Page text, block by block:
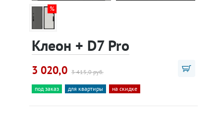
Клеон + D7 Pro
3 020,0 3 415,0 руб.
под заказ для квартиры на скидке